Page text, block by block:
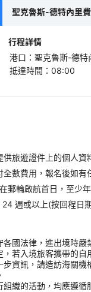
聖克魯斯-德特內里費
行程詳情
港口 ： 聖克魯斯-德特
抵達時間 ： 08:00
旅遊證件上的個人資
全數費用，報名後如
郵輪啟航首日，至少
24 週或以上(按回程日
各國法律，進出境時嚴
，若入境旅客攜帶的自
步資訊，請造訪海關
組織的活動，均應遵循